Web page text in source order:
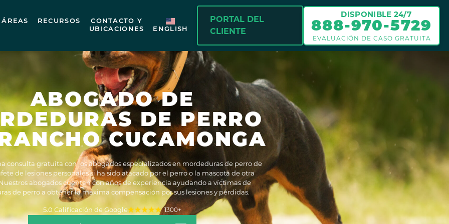
ÁREAS RECURSOS
CONTACTO Y
UBICACIONES
ENGLISH
PORTAL DEL
CLIENTE
DISPONIBLE 24/7
888-970-5729
EVALUACIÓN DE CASO GRATUITA
ABOGADO DE
DE PERRO
CUCAMONGA
consulta gratuita con los abogados especializados en mordeduras de perro de
de lesiones personales si ha sido atacado por el perro o la mascota de otra
abogados cuentan con años de experiencia ayudando a víctimas de
de perro a obtener la máxima compensación por sus lesiones y pérdidas.
1300+
5.0 Calificación de Google